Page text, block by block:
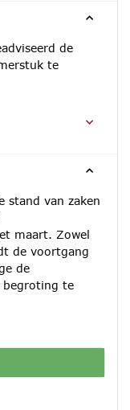
de
te
stand van zaken
maart. Zowel
de voortgang
de
begroting te